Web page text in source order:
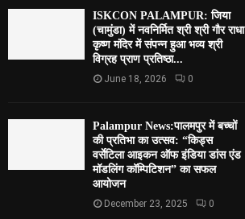
ISKCON PALAMPUR: जिया
(चामुंडा) में नवनिर्मित श्री श्री गौर राधा
कृष्ण मंदिर में संपन्न हुआ भव्य श्री
विग्रह प्राण प्रतिष्ठा...
June 18, 2026 0
Palampur News:पालमपुर में बच्चों
की प्रतिभा का उत्सव: “किड्स
वर्सेटिला आइकन ऑफ इंडिया डांस एंड
मॉडलिंग कॉम्पिटिशन” का सफल
आयोजन
December 23, 2025 0